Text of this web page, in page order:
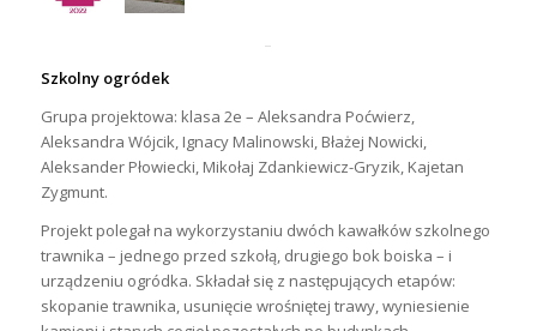
Szkolny ogródek
Grupa projektowa: klasa 2e – Aleksandra Poćwierz,
Aleksandra Wójcik, Ignacy Malinowski, Błażej Nowicki,
Aleksander Płowiecki, Mikołaj Zdankiewicz-Gryzik, Kajetan
Zygmunt.
Projekt polegał na wykorzystaniu dwóch kawałków szkolnego
trawnika – jednego przed szkołą, drugiego bok boiska – i
urządzeniu ogródka. Składał się z następujących etapów:
skopanie trawnika, usunięcie wrośniętej trawy, wyniesienie